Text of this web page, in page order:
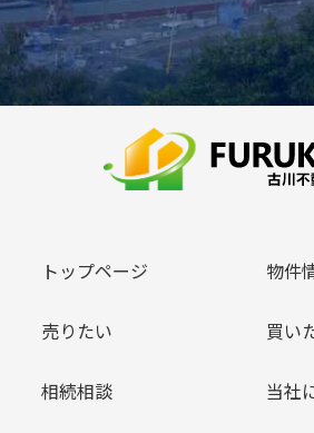
トップページ 物件
売りたい 買い
相続相談 当社